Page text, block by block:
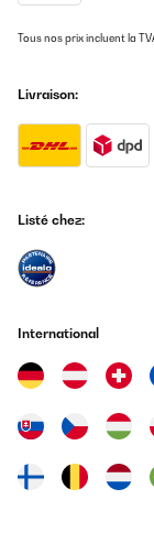
couleur
Utilisateur
Tous nos prix incluent la
Livraison:
Listé chez:
International